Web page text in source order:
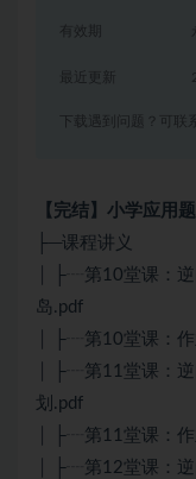
有效期
下载遇到问题？可联
【完结】小学应用
├─课程讲义
│ ├┈第10堂课：逆
岛.pdf
│ ├┈第10堂课：
│ ├┈第11堂课：逆
划.pdf
│ ├┈第11堂课：
│ ├┈第12堂课：逆